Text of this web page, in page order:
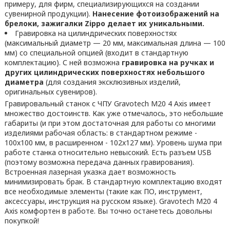
примеру, для фирм, специализирующихся на создании
сувенирной продукции). Нанесение фотоизображений на
брелоки, зажигалки Zippo делает их уникальными.
Гравировка на цилиндрических поверхностях
(максимальный диаметр — 20 мм, максимальная длина — 100
мм) со специальной опцией (входит в стандартную
комплектацию). С ней возможна гравировка на ручках и
других цилиндрических поверхностях небольшого
диаметра (для создания эксклюзивных изделий,
оригинальных сувениров).
Гравировальный станок с ЧПУ Gravotech M20 4 Axis имеет
множество достоинств. Как уже отмечалось, это небольшие
габариты (и при этом достаточная для работы со многими
изделиями рабочая область: в стандартном режиме -
100x100 мм, в расширенном - 102x127 мм). Уровень шума при
работе станка относительно невысокий. Есть разъем USB
(поэтому возможна передача данных гравирования).
Встроенная лазерная указка дает возможность
минимизировать брак. В стандартную комплектацию входят
все необходимые элементы (такие как ПО, инструмент,
аксессуары, инструкция на русском языке). Gravotech M20 4
Axis комфортен в работе. Вы точно останетесь довольны
покупкой!